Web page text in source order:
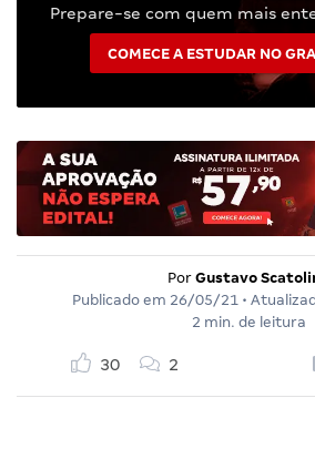
Prepare-se com quem mais
COMECE A ESTUDAR NO
Por Gustavo
Publicado em 26/05/21 •
2 min. de leitura
30 2